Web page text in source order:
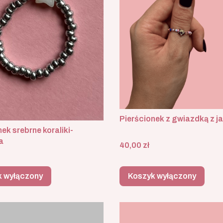
srebrne koraliki-
wyłączony
Pierścionek z gwiazdką z
Cena
40,00 zł
Koszyk wyłączony